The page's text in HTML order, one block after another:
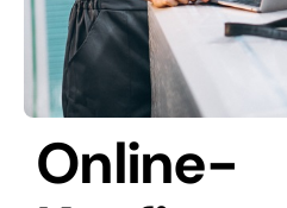
Online-